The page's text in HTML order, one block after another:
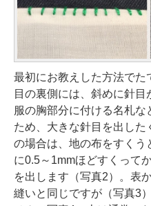
最初にお教えした方法でた
目の裏側には、斜めに針
服の胸部分に付ける名札
ため、大きな針目を出した
の場合は、地の布をすくう
に0.5～1mmほどすくって
を出します（写真2）。表
縫いと同じですが（写真3